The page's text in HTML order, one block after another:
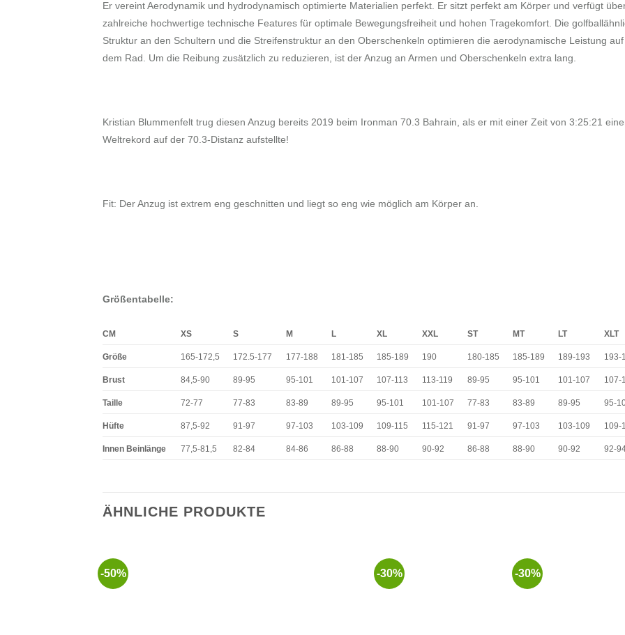
Er vereint Aerodynamik und hydrodynamisch optimierte Materialien perfekt. Er sitzt perfekt am Körper und verfügt
zahlreiche hochwertige technische Features für optimale Bewegungsfreiheit und hohen Tragekomfort. Die
Struktur an den Schultern und die Streifenstruktur an den Oberschenkeln optimieren die aerodynamische Leistung auf
dem Rad. Um die Reibung zusätzlich zu reduzieren, ist der Anzug an Armen und Oberschenkeln extra lang.
Kristian Blummenfelt trug diesen Anzug bereits 2019 beim Ironman 70.3 Bahrain, als er mit einer Zeit von 3:25:21
Weltrekord auf der 70.3-Distanz aufstellte!
Fit: Der Anzug ist extrem eng geschnitten und liegt so eng wie möglich am Körper an.
Größentabelle:
CM XS S M L XL XXL ST MT LT XLT
Größe 165-172,5 172.5-177 177-188 181-185 185-189 190 180-185 185-189 189-193 193-
Brust 84,5-90 89-95 95-101 101-107 107-113 113-119 89-95 95-101 101-107 107-
Taille 72-77 77-83 83-89 89-95 95-101 101-107 77-83 83-89 89-95 95-
Hüfte 87,5-92 91-97 97-103 103-109 109-115 115-121 91-97 97-103 103-109 109-
Innen Beinlänge 77,5-81,5 82-84 84-86 86-88 88-90 90-92 86-88 88-90 90-92 92-
ÄHNLICHE PRODUKTE
-50% -30% -30%